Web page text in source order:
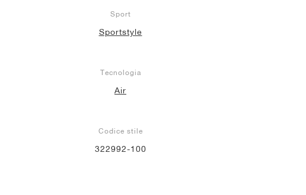
Sport
Sportstyle
Tecnologia
Air
Codice stile
322992-100